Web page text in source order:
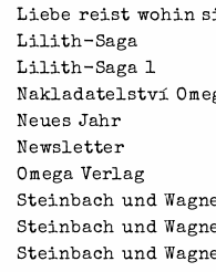
Liebe reist wohin
Lilith-Saga
Lilith-Saga 1
Nakladatelství
Neues Jahr
Newsletter
Omega Verlag
Steinbach und
Steinbach und
Steinbach und